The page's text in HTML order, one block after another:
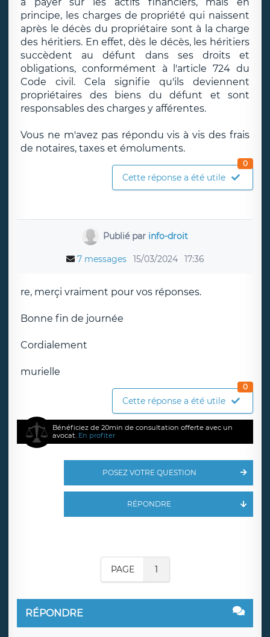
à payer sur les actifs financiers, mais en
principe, les charges de propriété qui naissent
après le décès du propriétaire sont à la charge
des héritiers. En effet, dès le décès, les héritiers
succèdent au défunt dans ses droits et
obligations, conformément à l'article 724 du
Code civil. Cela signifie qu'ils deviennent
propriétaires des biens du défunt et sont
responsables des charges y afférentes.
Vous ne m'avez pas répondu vis à vis des frais
de notaires, taxes et émoluments.
Cette réponse a été utile
0
Publié par info-droit
7 messages 15/03/2024 17:36
re, merçi vraiment pour vos réponses.
Bonne fin de journée
Cordialement
murielle
Cette réponse a été utile
0
Bénéficiez de 20min de consultation offerte avec un
avocat. En profiter
POSEZ VOTRE QUESTION
RÉPONDRE
PAGE 1
RÉPONDRE